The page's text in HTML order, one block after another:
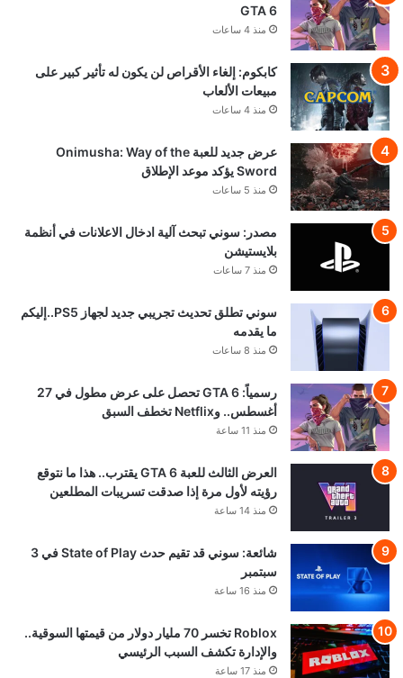
GTA 6
منذ 4 ساعات
كابكوم: إلغاء الأقراص لن يكون له تأثير كبير على
مبيعات الألعاب
منذ 4 ساعات
عرض جديد للعبة Onimusha: Way of the
Sword يؤكد موعد الإطلاق
منذ 5 ساعات
مصدر: سوني تبحث آلية ادخال الاعلانات في أنظمة
بلايستيشن
منذ 7 ساعات
سوني تطلق تحديث تجريبي جديد لجهاز PS5..إليكم
ما يقدمه
منذ 8 ساعات
رسمياً: GTA 6 تحصل على عرض مطول في 27
أغسطس.. وNetflix تخطف السبق
منذ 11 ساعة
العرض الثالث للعبة GTA 6 يقترب.. هذا ما نتوقع
رؤيته لأول مرة إذا صدقت تسريبات المطلعين
منذ 14 ساعة
شائعة: سوني قد تقيم حدث State of Play في 3
سبتمبر
منذ 16 ساعة
Roblox تخسر 70 مليار دولار من قيمتها السوقية..
والإدارة تكشف السبب الرئيسي
منذ 17 ساعة